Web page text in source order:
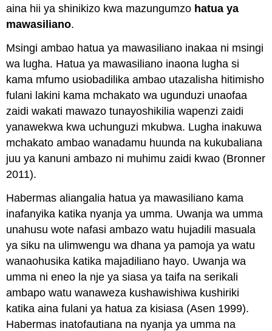
aina hii ya shinikizo kwa mazungumzo hatua ya
mawasiliano.
Msingi ambao hatua ya mawasiliano inakaa ni msingi
wa lugha. Hatua ya mawasiliano inaona lugha si
kama mfumo usiobadilika ambao utazalisha hitimisho
fulani lakini kama mchakato wa ugunduzi unaofaa
zaidi wakati mawazo tunayoshikilia wapenzi zaidi
yanawekwa kwa uchunguzi mkubwa. Lugha inakuwa
mchakato ambao wanadamu huunda na kukubaliana
juu ya kanuni ambazo ni muhimu zaidi kwao (Bronner
2011).
Habermas aliangalia hatua ya mawasiliano kama
inafanyika katika nyanja ya umma. Uwanja wa umma
unahusu wote nafasi ambazo watu hujadili masuala
ya siku na ulimwengu wa dhana ya pamoja ya watu
wanaohusika katika majadiliano hayo. Uwanja wa
umma ni eneo la nje ya siasa ya taifa na serikali
ambapo watu wanaweza kushawishiwa kushiriki
katika aina fulani ya hatua za kisiasa (Asen 1999).
Habermas inatofautiana na nyanja ya umma na